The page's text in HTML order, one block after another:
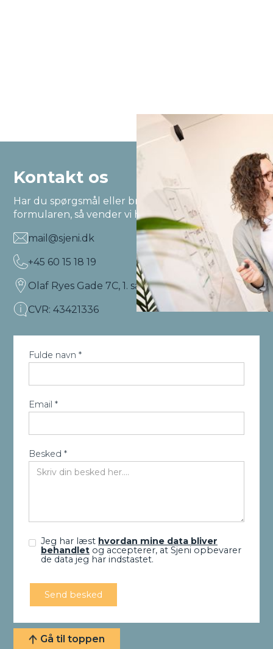
Kontakt os
Har du spørgsmål eller brug for hjælp? Udfyld
formularen, så vender vi hurtigt tilbage til dig!
mail@sjeni.dk
+45 60 15 18 19
Olaf Ryes Gade 7C, 1. sal, 6000 Kolding
CVR: 43421336
Fulde navn *
Email *
Besked *
Jeg har læst hvordan mine data bliver
behandlet og accepterer, at Sjeni opbevarer
de data jeg har indstastet.
Gå til toppen